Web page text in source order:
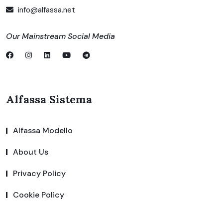
info@alfassa.net
Our Mainstream Social Media
Alfassa Sistema
Alfassa Modello
About Us
Privacy Policy
Cookie Policy